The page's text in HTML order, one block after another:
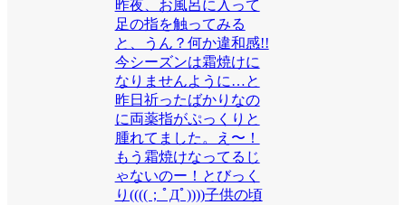
昨夜、お風呂に入って
足の指を触ってみる
と、うん？何か違和感!!
今シーズンは霜焼けに
なりませんように…と
昨日祈ったばかりなの
に両薬指がぷっくりと
腫れてました。え〜！
もう霜焼けなってるじ
ゃないのー！とびっく
り((((；ﾟДﾟ))))子供の頃